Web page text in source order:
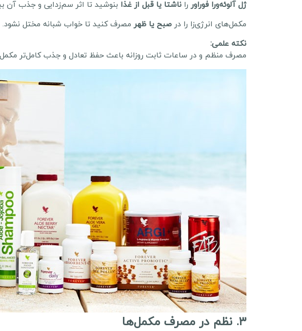
ژل آلوئه‌ورا فوراور را ناشتا یا قبل از غذا بنوشید تا اثر سم‌زدایی و جذب آن
مکمل‌های انرژی‌زا را در صبح یا ظهر مصرف کنید تا خواب شبانه مختل نشود.
نکته علمی:
مصرف منظم و در ساعات ثابت روزانه باعث حفظ تعادل و جذب کامل‌تر
۳. نظم در مصرف مکمل‌ها